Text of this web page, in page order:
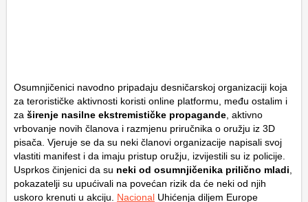
Osumnjičenici navodno pripadaju desničarskoj organizaciji koja
za terorističke aktivnosti koristi online platformu, među ostalim i
za širenje nasilne ekstremističke propagande , aktivno
vrbovanje novih članova i razmjenu priručnika o oružju iz 3D
pisača. Vjeruje se da su neki članovi organizacije napisali svoj
vlastiti manifest i da imaju pristup oružju, izvijestili su iz policije.
Usprkos činjenici da su neki od osumnjičenika prilično mladi
pokazatelji su upućivali na povećan rizik da će neki od njih
uskoro krenuti u akciju. Nacional Uhićenja diljem Europe